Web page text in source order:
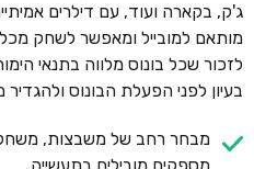
מותאם למובייל ומאפשר לשחק
לזכור שכל בונוס מלווה בתנאי
בעיון לפני הפעלת הבונוס
מבחר רחב של משבצות, משחקי